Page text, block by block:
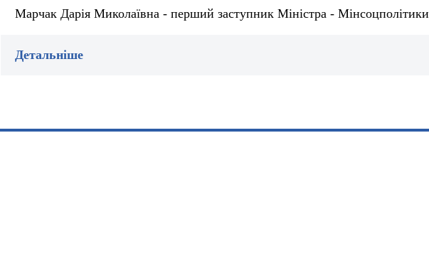
Марчак Дарія Миколаївна - перший заступник Міністра - Мінсоцполітики
Детальніше